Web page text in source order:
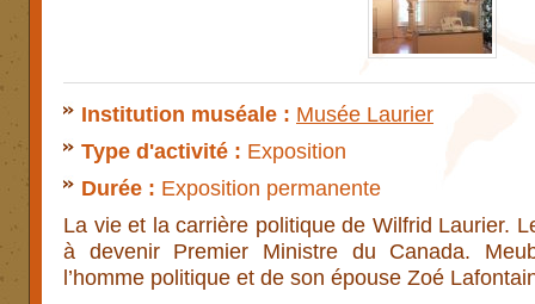
Institution muséale : Musée Laurier
Type d'activité : Exposition
Durée : Exposition permanente
La vie et la carrière politique de Wilfrid Laurier.
à devenir Premier Ministre du Canada.
l’homme politique et de son épouse Zoé